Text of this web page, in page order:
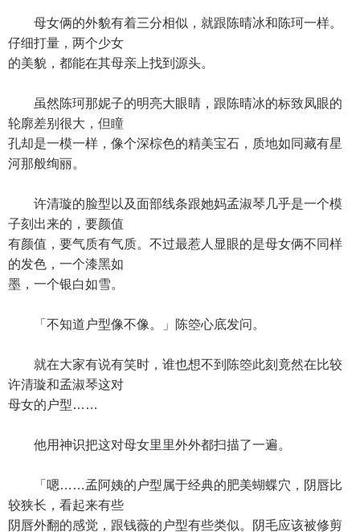
母女俩的外貌有着三分相似，就跟陈晴冰和陈珂一样。
仔细打量，两个少女
的美貌，都能在其母亲上找到源头。
虽然陈珂那妮子的明亮大眼睛，跟陈晴冰的标致凤眼的
轮廓差别很大，但瞳
孔却是一模一样，像个深棕色的精美宝石，质地如同藏有星
河那般绚丽。
许清璇的脸型以及面部线条跟她妈孟淑琴几乎是一个模
子刻出来的，要颜值
有颜值，要气质有气质。不过最惹人显眼的是母女俩不同样
的发色，一个漆黑如
墨，一个银白如雪。
「不知道户型像不像。」陈箜心底发问。
就在大家有说有笑时，谁也想不到陈箜此刻竟然在比较
许清璇和孟淑琴这对
母女的户型……
他用神识把这对母女里里外外都扫描了一遍。
「嗯……孟阿姨的户型属于经典的肥美蝴蝶穴，阴唇比
较狭长，看起来有些
阴唇外翻的感觉，跟钱薇的户型有些类似。阴毛应该被修剪